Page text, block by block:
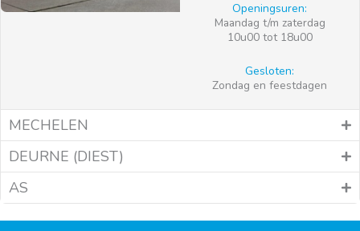
Openingsuren:
Maandag t/m zaterdag
10u00 tot 18u00
Gesloten:
Zondag en feestdagen
MECHELEN
DEURNE (DIEST)
AS